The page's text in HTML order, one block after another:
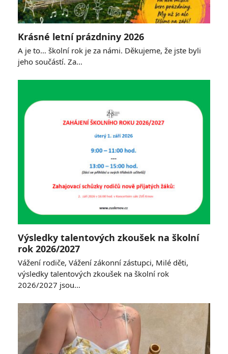
Krásné letní prázdniny 2026
A je to… školní rok je za námi. Děkujeme, že jste byli
jeho součástí. Za…
Výsledky talentových zkoušek na školní
rok 2026/2027
Vážení rodiče, Vážení zákonní zástupci, Milé děti,
výsledky talentových zkoušek na školní rok
2026/2027 jsou…